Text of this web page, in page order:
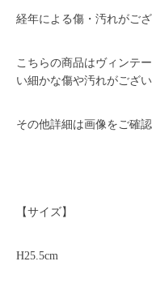
経年による傷・汚れがござ
こちらの商品はヴィンテ
い細かな傷や汚れがござい
その他詳細は画像をご確認
【サイズ】
H25.5cm